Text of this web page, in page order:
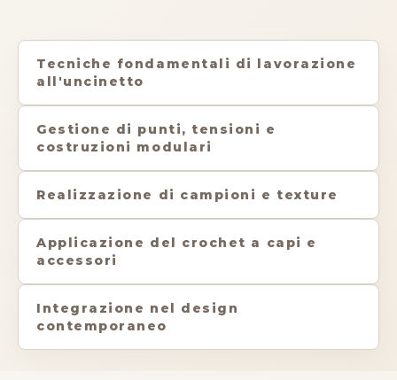
Tecniche fondamentali di lavorazione
all'uncinetto
Gestione di punti, tensioni e
costruzioni modulari
Realizzazione di campioni e texture
Applicazione del crochet a capi e
accessori
Integrazione nel design
contemporaneo